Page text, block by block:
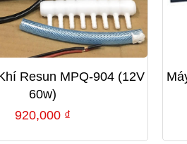
Resun MPQ-904 (12V
60w)
920,000 ₫